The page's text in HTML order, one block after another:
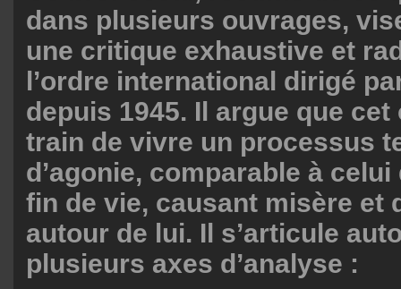
dans plusieurs ouvrages,
une critique exhaustive et
l’ordre international dirigé
depuis 1945. Il argue que
train de vivre un processus
d’agonie, comparable à celui
fin de vie, causant misère et
autour de lui. Il s’articule
plusieurs axes d’analyse :